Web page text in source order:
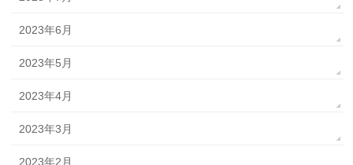
2023年6月
2023年5月
2023年4月
2023年3月
2023年2月